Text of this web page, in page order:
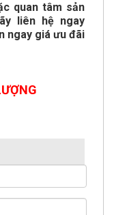
quan tâm sản
liên hệ ngay
ngay giá ưu đãi